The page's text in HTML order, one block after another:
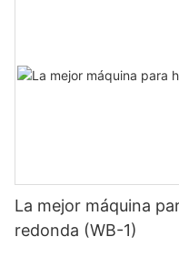
La mejor máquina
redonda (WB-1)